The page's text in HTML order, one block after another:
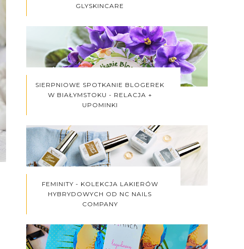
GLYSKINCARE
SIERPNIOWE SPOTKANIE BLOGEREK
W BIAŁYMSTOKU - RELACJA +
UPOMINKI
FEMINITY - KOLEKCJA LAKIERÓW
HYBRYDOWYCH OD NC NAILS
COMPANY